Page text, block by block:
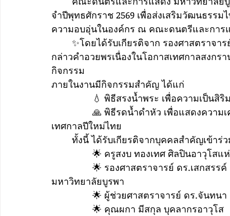
จําปีพุทธศักราช 2569 เพื่อส่งเสริมวัฒนธรร
ความอบอุ่นในองค์กร ณ คณะดนตรีและการ
✨โดยได้รับเกียรติจาก รองศาสตราจ
กล่าวคำอวยพรเนื่องในโอกาสเทศกาลสงก
กิจกรรม
ภายในงานมีกิจกรรมสำคัญ ได้แก่
💧 พิธีสรงน้ำพระ เพื่อความเป็นสิ
เทศกาลปีใหม่ไทย
ทั้งนี้ ได้รับเกียรติจากบุคคลสำคัญเข้าร่
🌟 ครูสงบ ทองเทศ ศิลปินอาวุโ
มหาวิทยาลัยบูรพา
🌟 ผู้ช่วยศาสตราจารย์ ดร.จันทน
		🌟 คุณผกา มีสกุล บุคลากรอาวุโส